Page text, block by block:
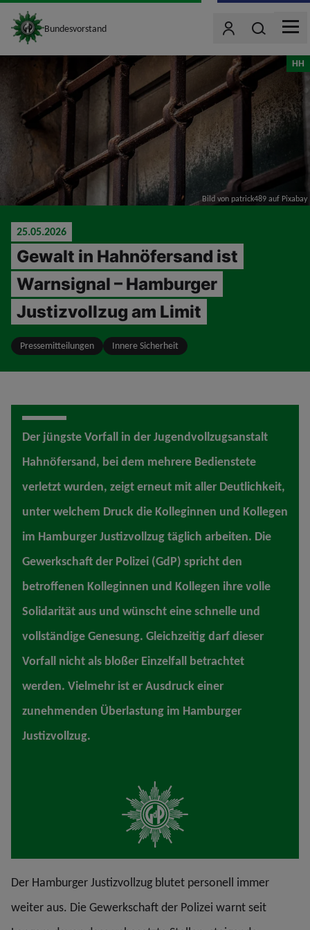
site_logo
Bundesvorstand BenutzerWonach
MENU
Bild von patrick489 auf Pixabay
HH
25.05.2026
Gewalt in Hahnöfersand ist
Warnsignal – Hamburger
Justizvollzug am Limit
Pressemitteilungen Innere Sicherheit
Der jüngste Vorfall in der Jugendvollzugsanstalt
Hahnöfersand, bei dem mehrere Bedienstete
verletzt wurden, zeigt erneut mit aller Deutlichkeit,
unter welchem Druck die Kolleginnen und Kollegen
im Hamburger Justizvollzug täglich arbeiten. Die
Gewerkschaft der Polizei (GdP) spricht den
betroffenen Kolleginnen und Kollegen ihre volle
Solidarität aus und wünscht eine schnelle und
vollständige Genesung. Gleichzeitig darf dieser
Vorfall nicht als bloßer Einzelfall betrachtet
werden. Vielmehr ist er Ausdruck einer
zunehmenden Überlastung im Hamburger
Justizvollzug.
Der Hamburger Justizvollzug blutet personell immer
weiter aus. Die Gewerkschaft der Polizei warnt seit